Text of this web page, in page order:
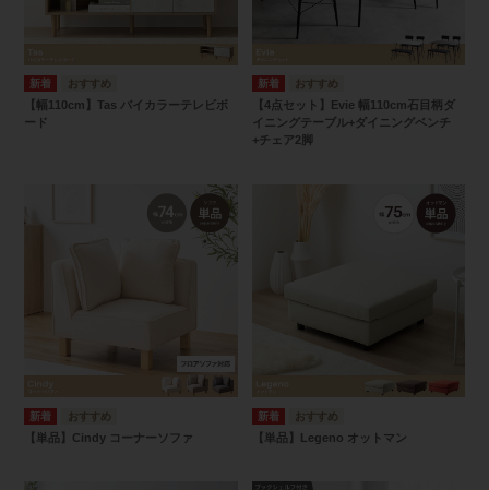
【幅110cm】Tas バイカラーテレビボ
ード
【4点セット】Evie 幅110cm石目柄ダ
イニングテーブル+ダイニングベンチ
+チェア2脚
【単品】Cindy コーナーソファ 【単品】Legeno オットマン